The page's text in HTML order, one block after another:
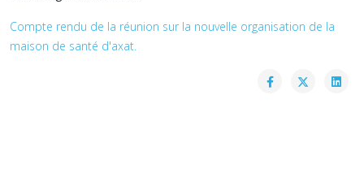
Compte rendu de la réunion sur la nouvelle organisation de la
maison de santé d'axat.